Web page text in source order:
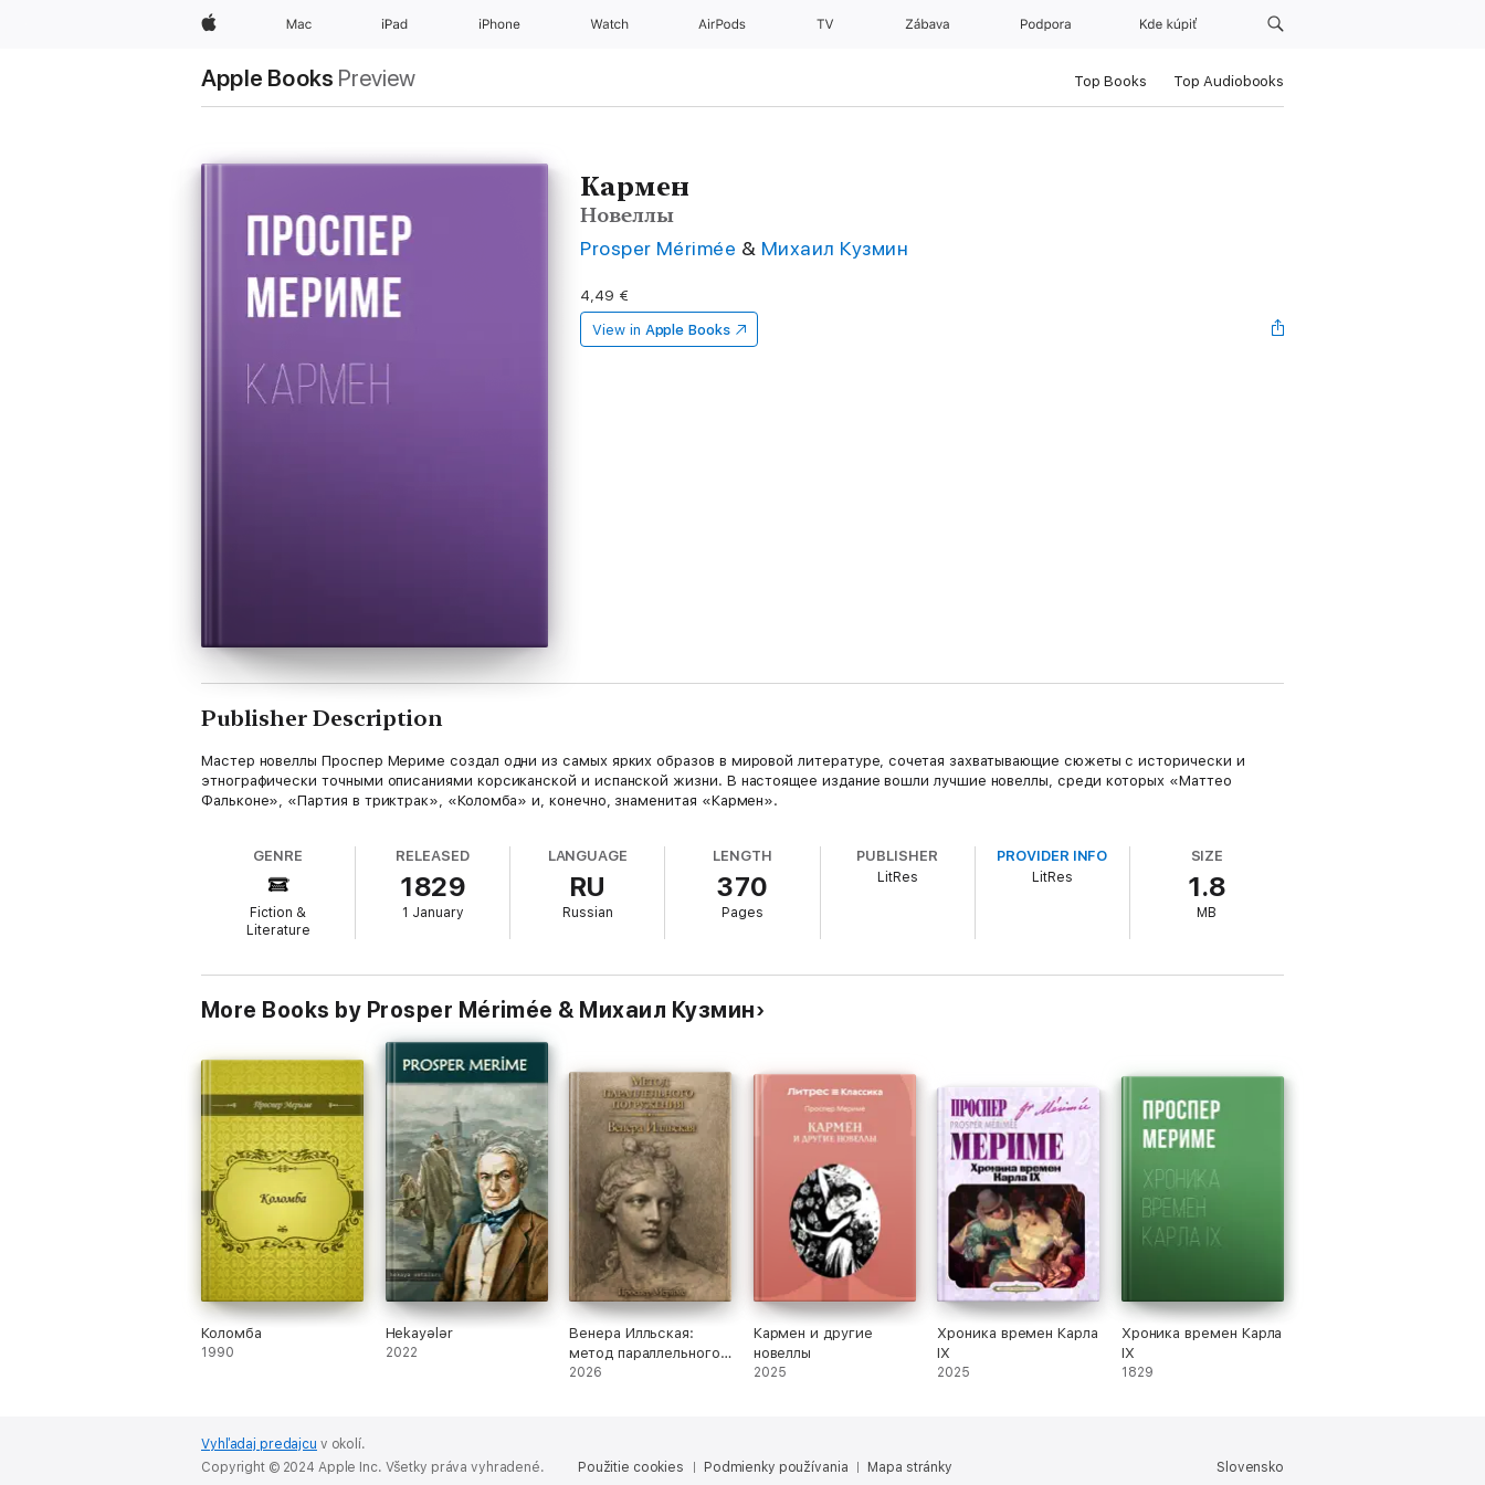
Apple Mac iPad iPhone Watch AirPods TV Zábava Podpora Kde kúpiť
Apple Books Preview Top Books Top Audiobooks
Кармен
Новеллы
Prosper Mérimée & Михаил Кузмин
4,49 €
View in Apple Books
Publisher Description
Мастер новеллы Проспер Мериме создал одни из самых ярких образов в мировой литературе, сочетая захватывающие сюжеты с исторически и
этнографически точными описаниями корсиканской и испанской жизни. В настоящее издание вошли лучшие новеллы, среди которых «Маттео
Фальконе», «Партия в триктрак», «Коломба» и, конечно, знаменитая «Кармен».
GENRE
Fiction &
Literature
RELEASED
1829
1 January
LANGUAGE
RU
Russian
LENGTH
370
Pages
PUBLISHER
LitRes
PROVIDER INFO
LitRes
SIZE
1.8
MB
More Books by Prosper Mérimée & Михаил Кузмин
Коломба
1990
Hekayələr
2022
Венера Илльская:
метод параллельного
погружения
2026
Кармен и другие
новеллы
2025
Хроника времен Карла
IX
2025
Хроника времен Карла
IX
1829
Vyhľadaj predajcu v okolí.
Slovensko
Copyright © 2024 Apple Inc. Všetky práva vyhradené. Použitie cookies Podmienky používania Mapa stránky